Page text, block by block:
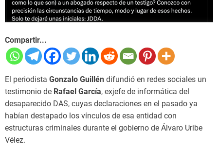
Compartir...
El periodista Gonzalo Guillén difundió en redes sociales un
testimonio de Rafael García, exjefe de informática del
desaparecido DAS, cuyas declaraciones en el pasado ya
habían destapado los vínculos de esa entidad con
estructuras criminales durante el gobierno de Álvaro Uribe
Vélez.